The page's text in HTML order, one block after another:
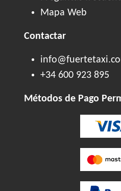
Mapa Web
Contactar
+34 600 923 895
Métodos de Pago